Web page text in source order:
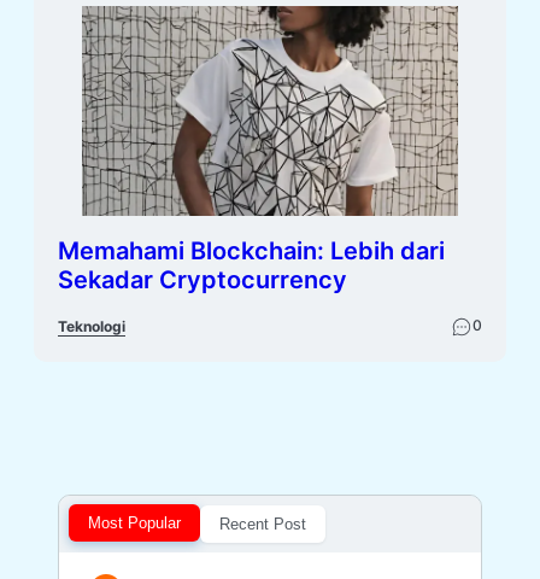
Memahami Blockchain: Lebih dari
Sekadar Cryptocurrency
Teknologi 0
Most Popular Recent Post